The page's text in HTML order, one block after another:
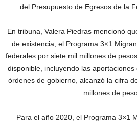
del Presupuesto de Egresos de la
En tribuna, Valera Piedras mencionó
de existencia, el Programa 3×1
federales por siete mil millones de
disponible, incluyendo las
órdenes de gobierno, alcanzó la cifra
millones de
Para el año 2020, el Programa 3×1